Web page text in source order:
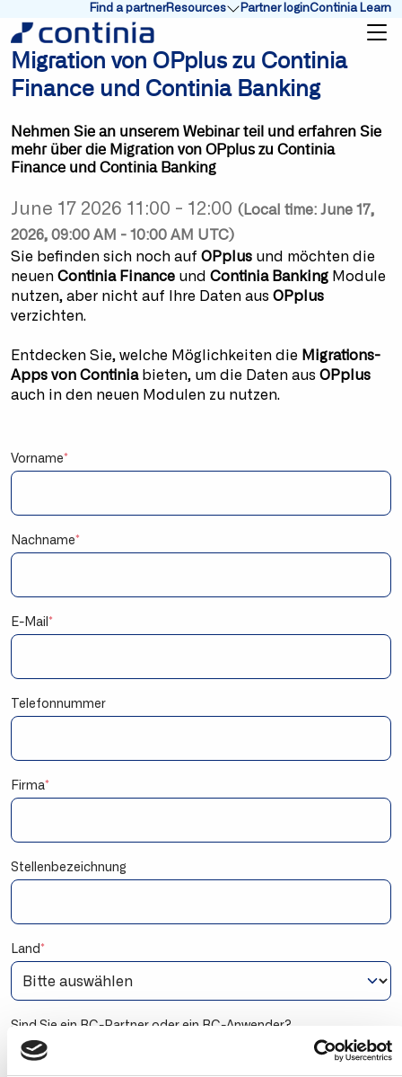
Find a partnerResources Show submenu for Resources
Partner loginContinia Learn
Migration von OPplus zu Continia
Finance und Continia Banking
Nehmen Sie an unserem Webinar teil und erfahren Sie
mehr über die Migration von OPplus zu Continia
Finance und Continia Banking
June 17 2026 11:00 - 12:00 (Local time: June 17,
2026, 09:00 AM - 10:00 AM UTC)
Sie befinden sich noch auf OPplus und möchten die
neuen Continia Finance und Continia Banking Module
nutzen, aber nicht auf Ihre Daten aus OPplus
verzichten.
Entdecken Sie, welche Möglichkeiten die Migrations-
Apps von Continiabieten, um die Daten aus OPplus
auch in den neuen Modulen zu nutzen.
Vorname*
Nachname*
E-Mail *
Telefonnummer
Firma*
Stellenbezeichnung
Land*
Sind Sie ein BC-Partner oder ein BC-Anwender?
Ich bin ein Business Central/NAV-Anwender